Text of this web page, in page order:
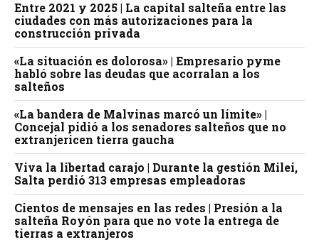
Entre 2021 y 2025 | La capital salteña entre las
ciudades con más autorizaciones para la
construcción privada
«La situación es dolorosa» | Empresario pyme
habló sobre las deudas que acorralan a los
salteños
«La bandera de Malvinas marcó un límite» |
Concejal pidió a los senadores salteños que no
extranjericen tierra gaucha
Viva la libertad carajo | Durante la gestión Milei,
Salta perdió 313 empresas empleadoras
Cientos de mensajes en las redes | Presión a la
salteña Royón para que no vote la entrega de
tierras a extranjeros